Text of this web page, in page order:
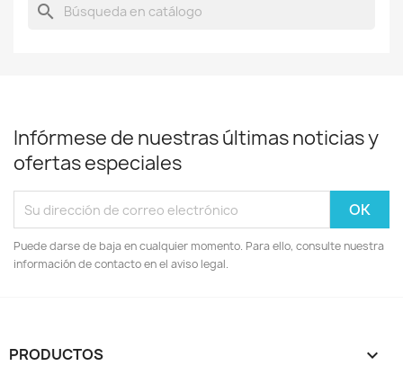
search
Infórmese de nuestras últimas noticias y
ofertas especiales
Puede darse de baja en cualquier momento. Para ello, consulte nuestra
información de contacto en el aviso legal.
PRODUCTOS 